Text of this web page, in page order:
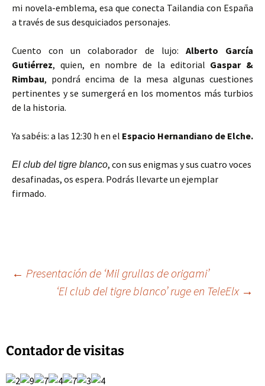
mi novela-emblema, esa que conecta Tailandia con España
a través de sus desquiciados personajes.
Cuento con un colaborador de lujo: Alberto García
Gutiérrez, quien, en nombre de la editorial Gaspar &
Rimbau, pondrá encima de la mesa algunas cuestiones
pertinentes y se sumergerá en los momentos más turbios
de la historia.
Ya sabéis: a las 12:30 h en el Espacio Hernandiano de Elche.
El club del tigre blanco, con sus enigmas y sus cuatro voces
desafinadas, os espera. Podrás llevarte un ejemplar
firmado.
Navegación
entradas
← Presentación de ‘Mil grullas de origami’
‘El club del tigre blanco’ ruge en TeleElx →
Contador de visitas